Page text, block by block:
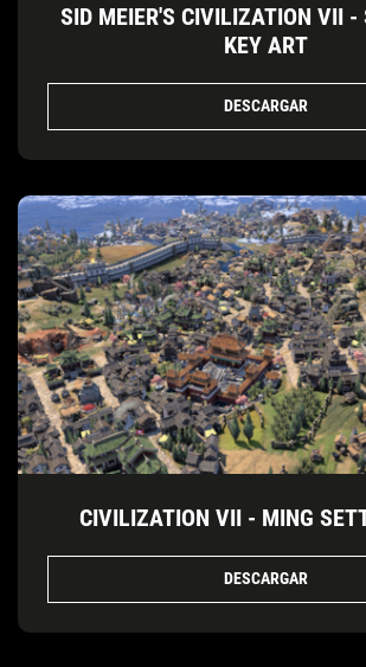
SID MEIER'S CIVILIZATION VII -
KEY ART
DESCARGAR
CIVILIZATION VII - MING
DESCARGAR